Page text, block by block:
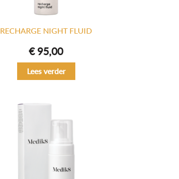
RECHARGE NIGHT FLUID
€95,00
Lees verder